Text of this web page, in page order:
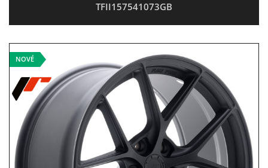
TFII157541073GB
NOVÉ